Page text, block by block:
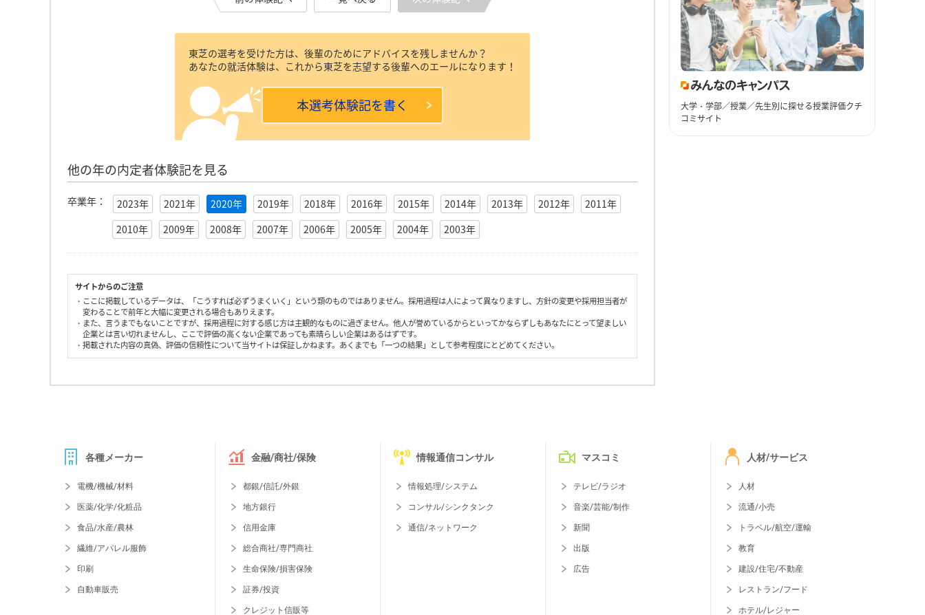
東芝の選考を受けた方は、後輩のためにアドバイスを残しませんか？
あなたの就活体験は、これから東芝を志望する後輩へのエールになります！
本選考体験記を書く
他の年の内定者体験記を見る
卒業年： 2023年 2021年 2020年 2019年 2018年 2016年 2015年 2014年 2013年 2012年
2011年
2010年
2009年 2008年 2007年 2006年 2005年 2004年 2003年
サイトからのご注意
・ここに掲載しているデータは、「こうすれば必ずうまくいく」という類のものではありません。採用過程は人によって異なりますし、方針の変更や採用担当者が
変わることで前年と大幅に変更される場合もありえます。
・また、言うまでもないことですが、採用過程に対する感じ方は主観的なものに過ぎません。他人が誉めているからといってかならずしもあなたにとって望ましい
企業とは言い切れませんし、ここで評価の高くない企業であっても素晴らしい企業はあるはずです。
・掲載された内容の真偽、評価の信頼性について当サイトは保証しかねます。あくまでも「一つの結果」として参考程度にとどめてください。
大学・学部／授業／先生別に探せる授業評価クチ
コミサイト
各種メーカー
電機/機械/材料
医薬/化学/化粧品
食品/水産/農林
繊維/アパレル服飾
印刷
自動車販売
金融/商社/保険
都銀/信託/外銀
地方銀行
信用金庫
総合商社/専門商社
生命保険/損害保険
証券/投資
クレジット信販等
情報通信コンサル
情報処理/システム
コンサル/シンクタンク
通信/ネットワーク
マスコミ
テレビ/ラジオ
音楽/芸能/制作
新聞
出版
広告
人材/サービス
人材
流通/小売
トラベル/航空/運輸
教育
建設/住宅/不動産
レストラン/フード
ホテル/レジャー